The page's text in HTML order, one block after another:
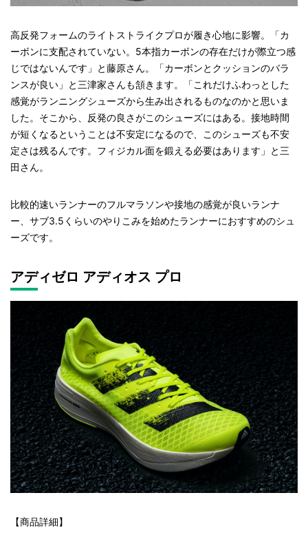
高反発フォームのライトストライクプロが履き心地に影響。「カ
ーボンに支配されていない。5本指カーボンの存在だけが際立つ感
じではないんです」と藤原さん。「カーボンとクッションのバラ
ンスが良い」と三津家さんも頷きます。「これだけふわっとした
感覚がランニングシューズから生み出されるものなのかと思いま
した。そこから、反発の良さがこのシューズにはある。接地時間
が短くなるということは不安定になるので、このシューズも不安
定さは残るんです。フィジカル面を鍛える必要はあります」と三
田さん。
比較的速いランナーのフルマラソンや接地の感覚が良いランナ
ー、サブ3.5くらいのやりこみを始めたランナーにおすすめのシュ
ーズです。
アディゼロ アディオス プロ
【商品詳細】